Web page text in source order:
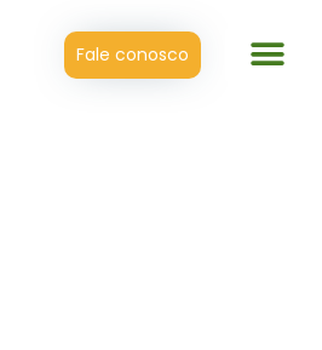
Fale conosco